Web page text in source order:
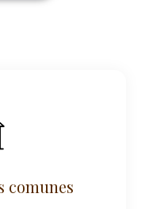
comunes